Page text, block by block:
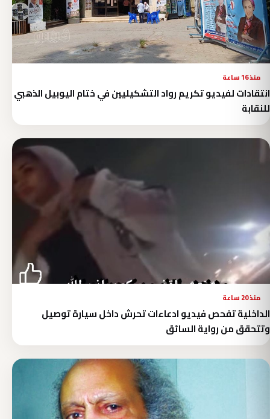
منذ 16 ساعة
انتقادات لفيديو تكريم رواد التشكيليين في ختام اليوبيل الذهبي
للنقابة
منذ 20 ساعة
الداخلية تفحص فيديو ادعاءات تحرش داخل سيارة توصيل
وتتحقق من رواية السائق